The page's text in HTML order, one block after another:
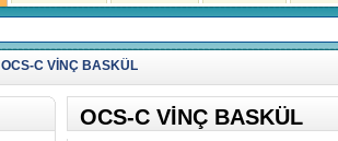
OCS-C VİNÇ BASKÜL
OCS-C VİNÇ BASKÜL